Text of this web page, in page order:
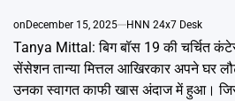
onDecember 15, 2025 HNN 24x7 Desk
Tanya Mittal: बिग बॉस 19 की चर्चित
सेंसेशन तान्या मित्तल आखिरकार अपने घर
उनका स्वागत काफी खास अंदाज में हुआ।